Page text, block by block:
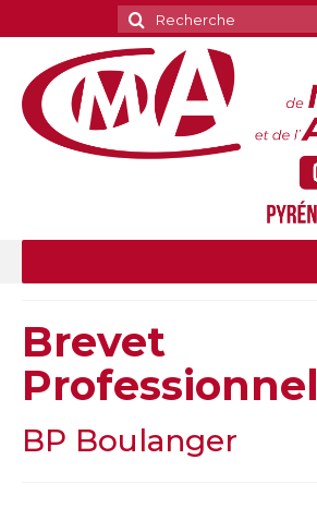
Rechercher
:
Brevet
Professionnel
BP Boulanger